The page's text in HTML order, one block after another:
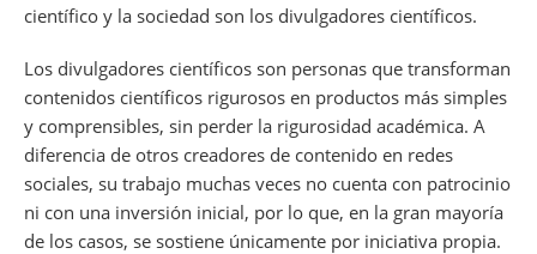
científico y la sociedad son los divulgadores científicos.
Los divulgadores científicos son personas que transforman
contenidos científicos rigurosos en productos más simples
y comprensibles, sin perder la rigurosidad académica. A
diferencia de otros creadores de contenido en redes
sociales, su trabajo muchas veces no cuenta con patrocinio
ni con una inversión inicial, por lo que, en la gran mayoría
de los casos, se sostiene únicamente por iniciativa propia.